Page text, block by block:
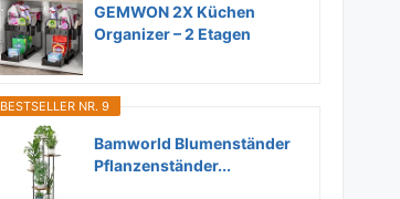
GEMWON 2X Küchen
Organizer – 2 Etagen
BESTSELLER NR. 9
Bamworld Blumenständer
Pflanzenständer...